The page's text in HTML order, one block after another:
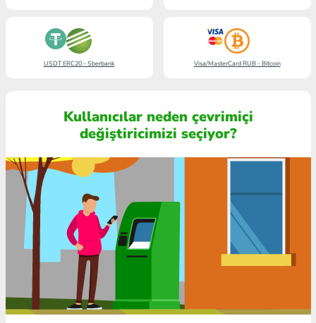
USDT ERC20 - Sberbank Visa/MasterCard RUB - Bitcoin
Kullanıcılar neden çevrimiçi
değiştiricimizi seçiyor?